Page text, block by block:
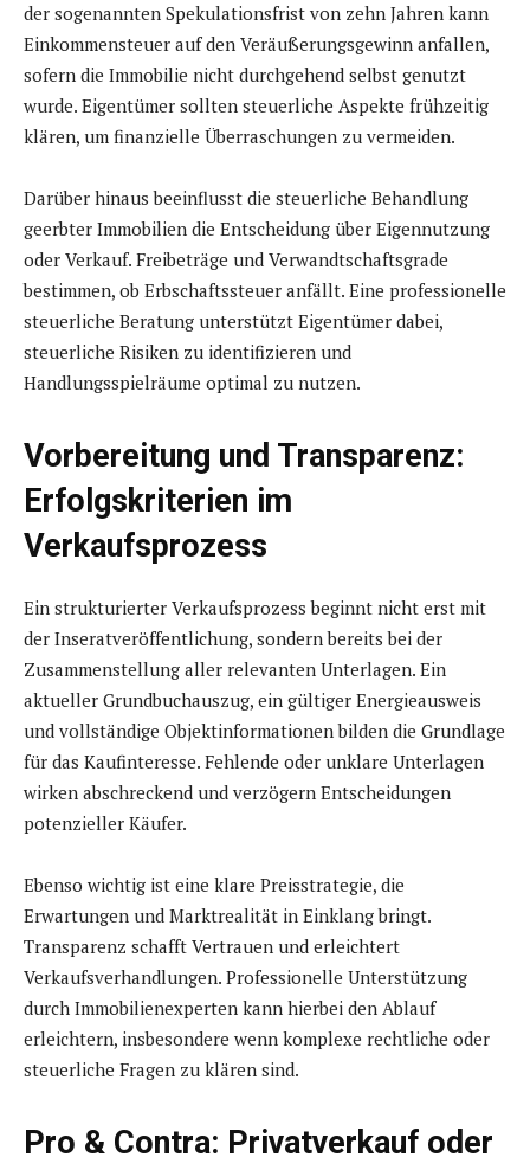
der sogenannten Spekulationsfrist von zehn Jahren kann
Einkommensteuer auf den Veräußerungsgewinn anfallen,
sofern die Immobilie nicht durchgehend selbst genutzt
wurde. Eigentümer sollten steuerliche Aspekte frühzeitig
klären, um finanzielle Überraschungen zu vermeiden.
Darüber hinaus beeinflusst die steuerliche Behandlung
geerbter Immobilien die Entscheidung über Eigennutzung
oder Verkauf. Freibeträge und Verwandtschaftsgrade
bestimmen, ob Erbschaftssteuer anfällt. Eine professionelle
steuerliche Beratung unterstützt Eigentümer dabei,
steuerliche Risiken zu identifizieren und
Handlungsspielräume optimal zu nutzen.
Vorbereitung und Transparenz:
Erfolgskriterien im
Verkaufsprozess
Ein strukturierter Verkaufsprozess beginnt nicht erst mit
der Inseratveröffentlichung, sondern bereits bei der
Zusammenstellung aller relevanten Unterlagen. Ein
aktueller Grundbuchauszug, ein gültiger Energieausweis
und vollständige Objektinformationen bilden die Grundlage
für das Kaufinteresse. Fehlende oder unklare Unterlagen
wirken abschreckend und verzögern Entscheidungen
potenzieller Käufer.
Ebenso wichtig ist eine klare Preisstrategie, die
Erwartungen und Marktrealität in Einklang bringt.
Transparenz schafft Vertrauen und erleichtert
Verkaufsverhandlungen. Professionelle Unterstützung
durch Immobilienexperten kann hierbei den Ablauf
erleichtern, insbesondere wenn komplexe rechtliche oder
steuerliche Fragen zu klären sind.
Pro & Contra: Privatverkauf oder